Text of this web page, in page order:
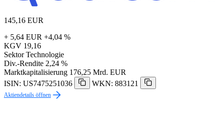
145,16 EUR
+ 5,64 EUR +4,04 %
KGV 19,16
Sektor Technologie
Div.-Rendite 2,24 %
Marktkapitalisierung 176,25 Mrd. EUR
ISIN: US7475251036
WKN: 883121
Aktiendetails öffnen